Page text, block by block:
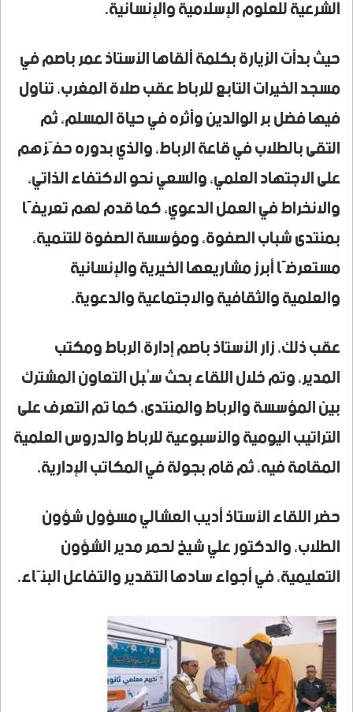
الشرعية للعلوم الإسلامية والإنسانية.
حيث بدأت الزيارة بكلمة ألقاها الأستاذ عمر باصم في
مسجد الخيرات التابع للرباط عقب صلاة المغرب، تناول
فيها فضل بر الوالدين وأثره في حياة المسلم، ثم
التقى بالطلاب في قاعة الرباط، والذي بدوره حفّزهم
على الاجتهاد العلمي، والسعي نحو الاكتفاء الذاتي،
والانخراط في العمل الدعوي، كما قدم لهم تعريفًا
بمنتدى شباب الصفوة، ومؤسسة الصفوة للتنمية،
مستعرضًا أبرز مشاريعها الخيرية والإنسانية
والعلمية والثقافية والاجتماعية والدعوية.
عقب ذلك، زار الأستاذ باصم إدارة الرباط ومكتب
المدير، وتم خلال اللقاء بحث سُبل التعاون المشترك
بين المؤسسة والرباط والمنتدى، كما تم التعرف على
التراتيب اليومية والأسبوعية للرباط والدروس العلمية
المقامة فيه، ثم قام بجولة في المكاتب الإدارية.
حضر اللقاء الأستاذ أديب العشالي مسؤول شؤون
الطلاب، والدكتور علي شيخ لحمر مدير الشؤون
التعليمية، في أجواء سادها التقدير والتفاعل البنّاء.